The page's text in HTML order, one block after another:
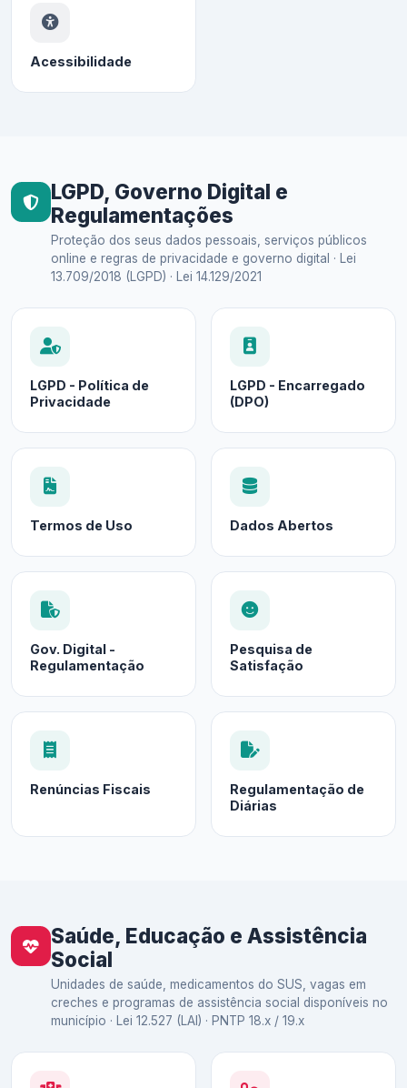
Acessibilidade
LGPD, Governo Digital e
Regulamentações
Proteção dos seus dados pessoais, serviços públicos
online e regras de privacidade e governo digital · Lei
13.709/2018 (LGPD) · Lei 14.129/2021
LGPD - Política de
Privacidade
LGPD - Encarregado
(DPO)
Termos de Uso Dados Abertos
Gov. Digital -
Regulamentação
Pesquisa de
Satisfação
Renúncias Fiscais
Regulamentação de
Diárias
Saúde, Educação e Assistência
Social
Unidades de saúde, medicamentos do SUS, vagas em
creches e programas de assistência social disponíveis no
município · Lei 12.527 (LAI) · PNTP 18.x / 19.x